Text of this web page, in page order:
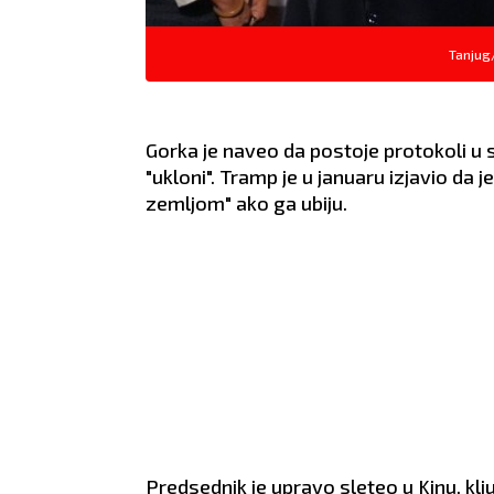
Gorka je naveo da postoje protokoli u
"ukloni". Tramp je u januaru izjavio da
zemljom" ako ga ubiju.
Predsednik je upravo sleteo u Kinu,